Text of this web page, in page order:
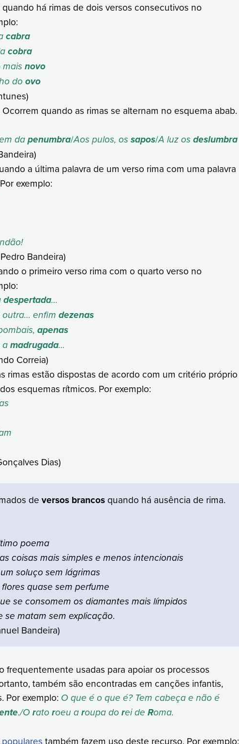
há rimas de dois versos consecutivos no
cabra
cobra
maisnovo
doovo
Ocorrem quando as rimas se alternam no esquema abab.
dapenumbra/Aos pulos, ossapos/A luz osdeslumbra
a última palavra de um verso rima com uma palavra
exemplo:
Bandeira)
o primeiro verso rima com o quarto verso no
despertada…
outra… enfimdezenas
apenas
amadrugada…
Correia)
rimas estão dispostas de acordo com um critério próprio
esquemas rítmicos. Por exemplo:
Dias)
de versos brancos quando há ausência de rima.
poema
coisas mais simples e menos intencionais
soluço sem lágrimas
quase sem perfume
se consomem os diamantes mais límpidos
se matam sem explicação.
Bandeira)
frequentemente usadas para apoiar os processos
também são encontradas em canções infantis,
Por exemplo: O que é o que é? Tem cabeça e não é
./O rato roeu a roupa do rei de Roma.
também fazem uso deste recurso. Por exemplo: